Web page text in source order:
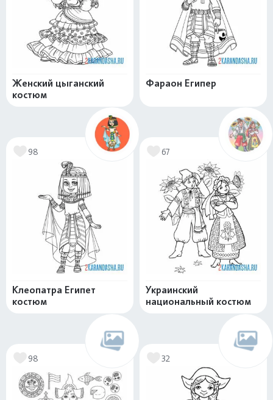
Женский цыганский
костюм
Фараон Египер
98
Клеопатра Египет
костюм
67
Украинский
национальный костюм
98 32